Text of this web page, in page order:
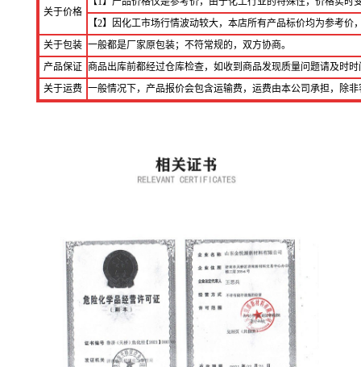
关于价格
【2】因化工市场行情波动较大，本店所有产品标价均为参考
关于包装 一般都是厂家原包装；不符常规的，双方协商。
产品保证
商品出库前都经过仓库检查，如收到商品发现质量问题请及时
关于运费 一般情况下，产品报价会包含运输费，运费由本公司承担，除